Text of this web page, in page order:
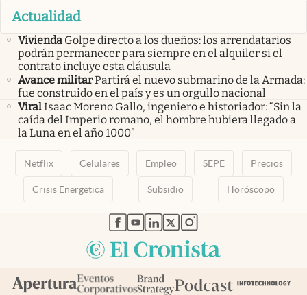
Actualidad
Vivienda Golpe directo a los dueños: los arrendatarios
podrán permanecer para siempre en el alquiler si el
contrato incluye esta cláusula
Avance militarPartirá el nuevo submarino de la Armada:
fue construido en el país y es un orgullo nacional
ViralIsaac Moreno Gallo, ingeniero e historiador: “Sin la
caída del Imperio romano, el hombre hubiera llegado a
la Luna en el año 1000”
Netflix Celulares Empleo SEPE Precios
Crisis Energetica Subsidio Horóscopo
abre en nueva pestaña
abre en nueva pestaña
abre en nueva pestaña
abre en nueva pestaña
abre en nueva pestaña